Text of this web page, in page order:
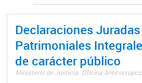
Declaraciones Juradas
Patrimoniales
de carácter público
Ministerio de Justicia. Oficina